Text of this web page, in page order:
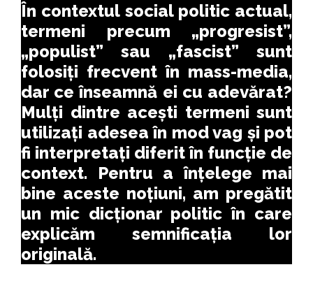
În contextul social politic actual,
termeni precum „progresist”,
„populist” sau „fascist” sunt
folosiți frecvent în mass-media,
dar ce înseamnă ei cu adevărat?
Mulți dintre acești termeni sunt
utilizați adesea în mod vag și pot
fi interpretați diferit în funcție de
context. Pentru a înțelege mai
bine aceste noțiuni, am pregătit
un mic dicționar politic în care
explicăm semnificația lor
originală.